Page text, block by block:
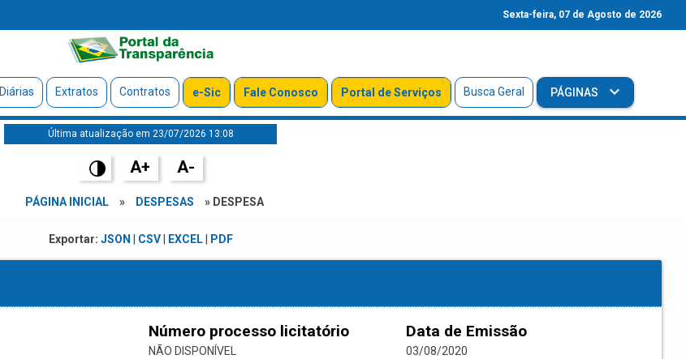
Sexta-feira, 07 de Agosto de 2026
Diárias Extratos Contratos e-Sic Fale Conosco Portal de Serviços Busca Geral PÁGINAS
Última atualização em 23/07/2026 13:08
A+ A-
PÁGINA INICIAL » DESPESAS » DESPESA
Exportar: JSON CSV| EXCEL| PDF
Número processo licitatório
NÃO DISPONÍVEL
Data de Emissão
03/08/2020